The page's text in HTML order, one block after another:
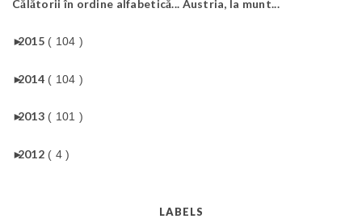
Călătorii în ordine alfabetică... Austria, la munt...
►
2015 ( 104 )
►
2014 ( 104 )
►
2013 ( 101 )
►
2012 ( 4 )
LABELS